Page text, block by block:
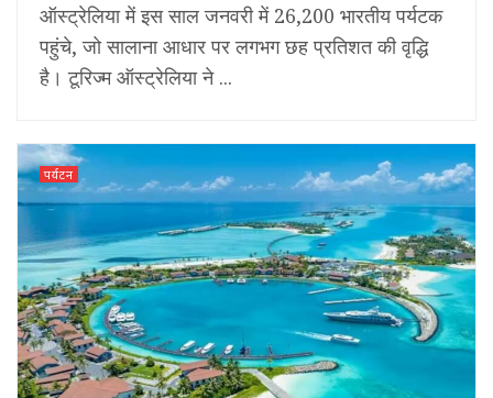
ऑस्ट्रेलिया में इस साल जनवरी में 26,200 भारतीय पर्यटक
पहुंचे, जो सालाना आधार पर लगभग छह प्रतिशत की वृद्धि
है। टूरिज्म ऑस्ट्रेलिया ने ...
पर्यटन